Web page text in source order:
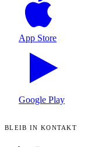
App Store
Google Play
BLEIB IN KONTAKT